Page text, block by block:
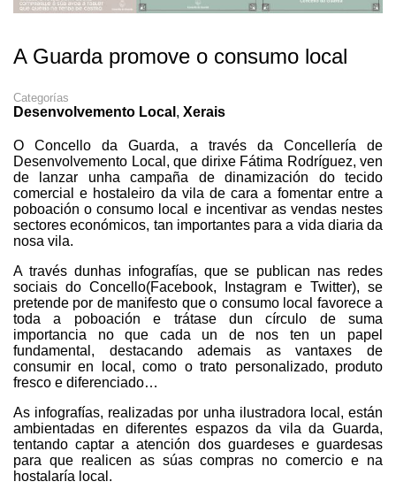
A Guarda promove o consumo local
Categorías
Desenvolvemento Local , Xerais
O Concello da Guarda, a través da Concellería de
Desenvolvemento Local, que dirixe Fátima Rodríguez, ven
de lanzar unha campaña de dinamización do tecido
comercial e hostaleiro da vila de cara a fomentar entre a
poboación o consumo local e incentivar as vendas nestes
sectores económicos, tan importantes para a vida diaria da
nosa vila.
A través dunhas infografías, que se publican nas redes
sociais do Concello(Facebook, Instagram e Twitter), se
pretende por de manifesto que o consumo local favorece a
toda a poboación e trátase dun círculo de suma
importancia no que cada un de nos ten un papel
fundamental, destacando ademais as vantaxes de
consumir en local, como o trato personalizado, produto
fresco e diferenciado…
As infografías, realizadas por unha ilustradora local, están
ambientadas en diferentes espazos da vila da Guarda,
tentando captar a atención dos guardeses e guardesas
para que realicen as súas compras no comercio e na
hostalaría local.